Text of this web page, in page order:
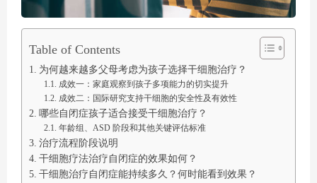
Table of Contents
为何越来越多父母考虑为孩子选择干细胞治疗？
成效一：家庭观察到孩子多项能力的切实提升
成效二：国际研究支持干细胞的安全性及有效性
哪些自闭症孩子适合接受干细胞治疗？
年龄组、ASD 阶段和其他关键评估标准
治疗流程阶段说明
干细胞疗法治疗自闭症的效果如何？
干细胞治疗自闭症能持续多久？何时能看到效果？